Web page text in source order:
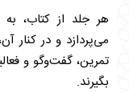
هر جلد از کتاب،
می‌پردازد و در کنار
تمرین، گفت‌وگو و
بگیرند.